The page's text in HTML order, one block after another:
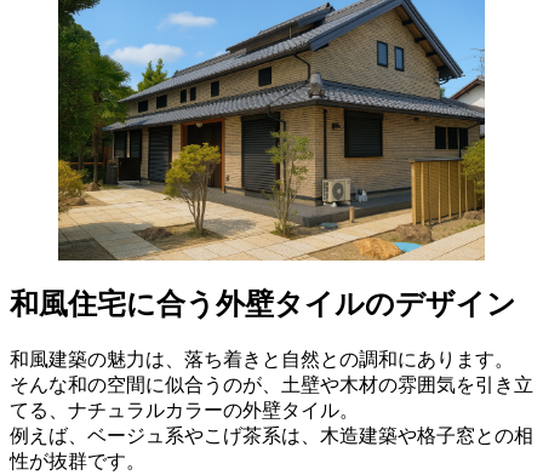
和風住宅に合う外壁タイルのデザイン
和風建築の魅力は、落ち着きと自然との調和にあります。
そんな和の空間に似合うのが、土壁や木材の雰囲気を引き立
てる、ナチュラルカラーの外壁タイル。
例えば、ベージュ系やこげ茶系は、木造建築や格子窓との相
性が抜群です。